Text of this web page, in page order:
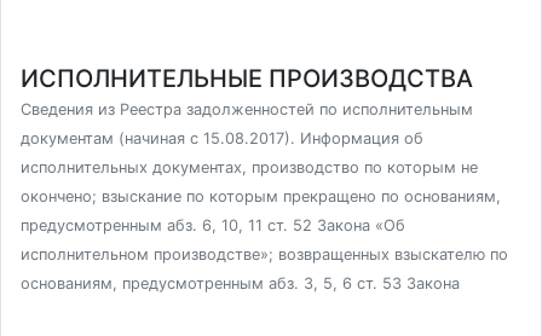
ИСПОЛНИТЕЛЬНЫЕ ПРОИЗВОДСТВА
Сведения из Реестра задолженностей по исполнительным
документам (начиная с 15.08.2017). Информация об
исполнительных документах, производство по которым не
окончено; взыскание по которым прекращено по основаниям,
предусмотренным абз. 6, 10, 11 ст. 52 Закона «Об
исполнительном производстве»; возвращенных взыскателю по
основаниям, предусмотренным абз. 3, 5, 6 ст. 53 Закона